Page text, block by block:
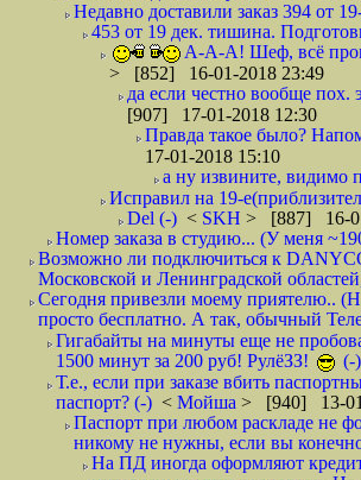
Недавно доставили заказ 394 от
453 от 19 дек. тишина.
А-А-А! Шеф, всё
> [852] 16-01-2018 23:49
да если честно вообще пох.
[907] 17-01-2018 12:30
Правда такое было?
17-01-2018 15:10
а ну извините, видимо
Исправил на 19-
Del (-) < SKH > [887] 16-
Номер заказа в студию... (У меня
Возможно ли подключиться к
Московской и Ленинградской
Сегодня привезли моему приятелю..
просто бесплатно. А так, обычный
Гигабайты на минуты еще не
1500 минут за 200 руб! РулёЗЗ!
(-)
Т.е., если при заказе вбить
паспорт? (-) < Мойша > [940] 13-
Паспорт при любом раскладе не
никому не нужны, если вы
На ПД иногда оформляют